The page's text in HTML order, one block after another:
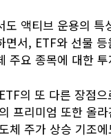
도 액티브 운용의
면서, ETF와 선물
주요 종목에 대한
의 또 다른 장점
프리미엄 또한 올
체 주가 상승 기조